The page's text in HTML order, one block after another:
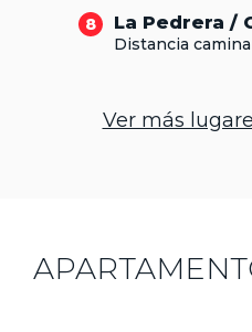
8 La Pedrera /
Distancia
Ver más